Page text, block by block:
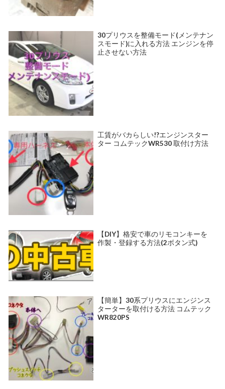
30プリウスを整備モード(メンテナン
スモード)に入れる方法 エンジンを停
止させない方法
工賃がバカらしい!?エンジンスター
ター コムテックWR530 取付け方法
【DIY】格安で車のリモコンキーを
作製・登録する方法(2ボタン式)
【簡単】30系プリウスにエンジンス
ターターを取付ける方法 コムテック
WR820PS